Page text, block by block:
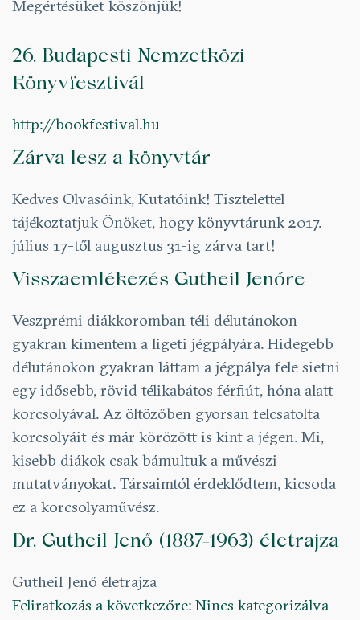
Megértésüket köszönjük!
26. Budapesti Nemzetközi
Könyvfesztivál
http://bookfestival.hu
Zárva lesz a könyvtár
Kedves Olvasóink, Kutatóink! Tisztelettel
tájékoztatjuk Önöket, hogy könyvtárunk 2017.
július 17-től augusztus 31-ig zárva tart!
Visszaemlékezés Gutheil Jenőre
Veszprémi diákkoromban téli délutánokon
gyakran kimentem a ligeti jégpályára. Hidegebb
délutánokon gyakran láttam a jégpálya fele sietni
egy idősebb, rövid télikabátos férfiút, hóna alatt
korcsolyával. Az öltözőben gyorsan felcsatolta
korcsolyáit és már körözött is kint a jégen. Mi,
kisebb diákok csak bámultuk a művészi
mutatványokat. Társaimtól érdeklődtem, kicsoda
ez a korcsolyaművész.
Dr. Gutheil Jenő (1887-1963) életrajza
Gutheil Jenő életrajza
Feliratkozás a következőre: Nincs kategorizálva